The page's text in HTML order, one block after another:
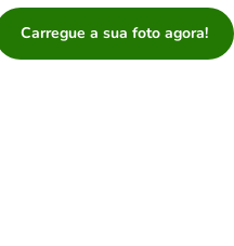
Carregue a sua foto agora!